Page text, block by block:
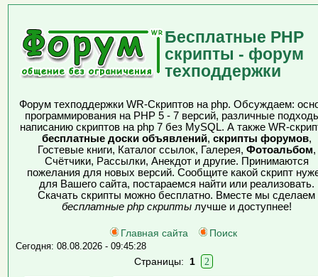
Бесплатные PHP
скрипты - форум
техподдержки
Форум техподдержки WR-Скриптов на php. Обсуждаем:
программирования на PHP 5 - 7 версий, различные
написанию скриптов на php 7 без MySQL. А также WR-
бесплатные доски объявлений, скрипты форумов,
Гостевые книги, Каталог ссылок, Галерея, Фотоальбом,
Счётчики, Рассылки, Анекдот и другие. Принимаются
пожелания для новых версий. Сообщите какой скрипт
для Вашего сайта, постараемся найти или реализовать.
Скачать скрипты можно бесплатно. Вместе мы сделаем
бесплатные php скриптылучше и доступнее!
Главная сайта Поиск
Сегодня: 08.08.2026 - 09:45:28
Страницы: 1 2